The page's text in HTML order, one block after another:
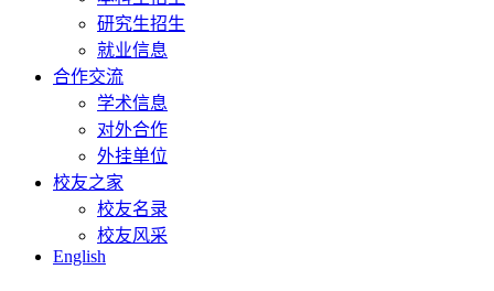
研究生招生
就业信息
合作交流
学术信息
对外合作
外挂单位
校友之家
校友名录
校友风采
English